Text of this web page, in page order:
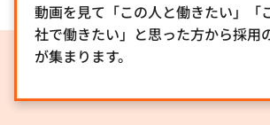
動画を見て「この人と働きたい」「
社で働きたい」と思った方から採用
が集まります。